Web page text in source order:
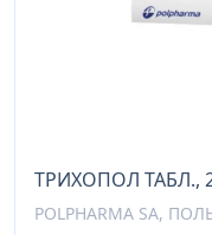
ТРИХОПОЛ ТАБЛ.,
POLPHARMA SA,